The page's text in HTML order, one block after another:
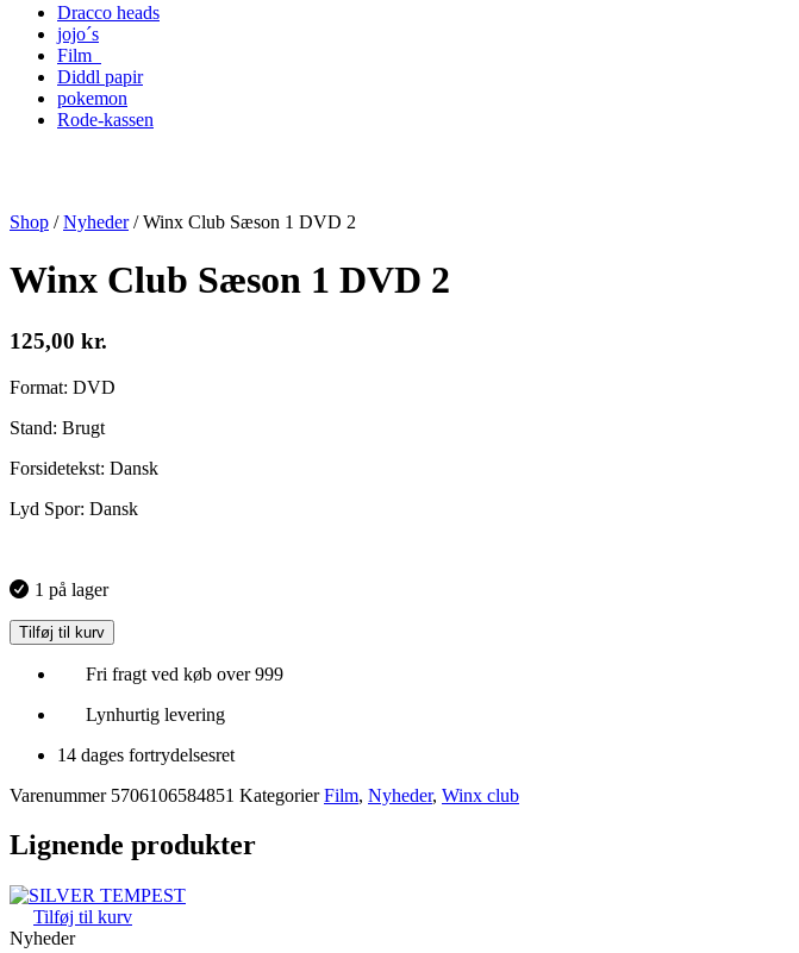
Dracco heads
jojo´s
Film
Diddl papir
pokemon
Rode-kassen
Shop /Nyheder/Winx Club Sæson 1 DVD 2
Winx Club Sæson 1 DVD 2
125,00 kr.
Format: DVD
Stand: Brugt
Forsidetekst: Dansk
Lyd Spor: Dansk
1 på lager
Tilføj til kurv
Fri fragt ved køb over 999
Lynhurtig levering
14 dages fortrydelsesret
Varenummer 5706106584851 Kategorier Film, Nyheder, Winx club
Lignende produkter
Tilføj til kurv
Nyheder